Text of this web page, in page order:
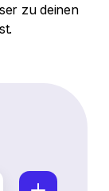
zu deinen